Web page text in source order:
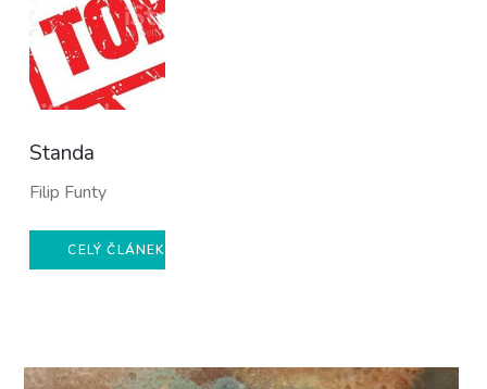
Standa
Filip Funty
CELÝ ČLÁNEK